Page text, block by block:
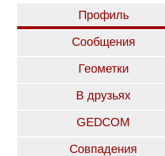
Профиль
Сообщения
Геометки
В друзьях
GEDCOM
Совпадения